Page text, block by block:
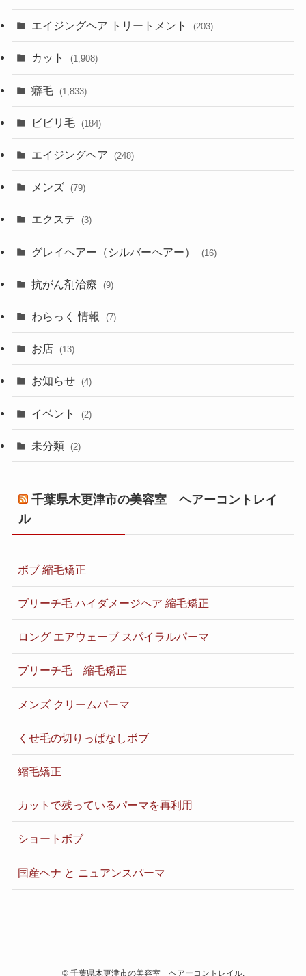
エイジングヘア トリートメント (203)
カット (1,908)
癖毛 (1,833)
ビビリ毛 (184)
エイジングヘア (248)
メンズ (79)
エクステ (3)
グレイヘアー（シルバーヘアー） (16)
抗がん剤治療 (9)
わらっく 情報 (7)
お店 (13)
お知らせ (4)
イベント (2)
未分類 (2)
千葉県木更津市の美容室 ヘアーコントレイ
ル
ボブ 縮毛矯正
ブリーチ毛 ハイダメージヘア 縮毛矯正
ロング エアウェーブ スパイラルパーマ
ブリーチ毛 縮毛矯正
メンズ クリームパーマ
くせ毛の切りっぱなしボブ
縮毛矯正
カットで残っているパーマを再利用
ショートボブ
国産ヘナ と ニュアンスパーマ
©千葉県木更津市の美容室 ヘアーコントレイル.